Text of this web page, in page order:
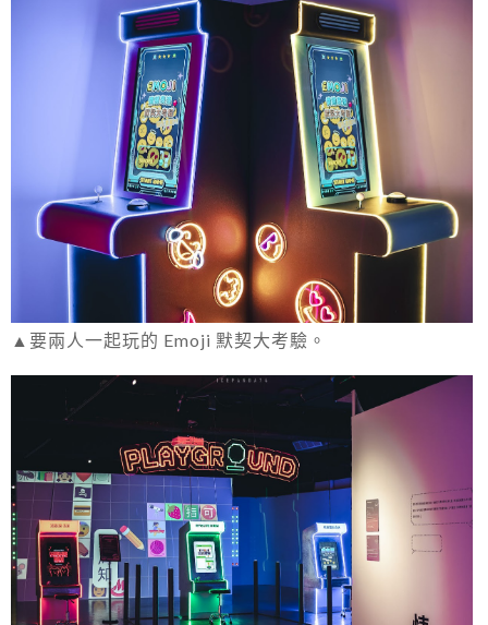
▲要兩人一起玩的 Emoji 默契大考驗。